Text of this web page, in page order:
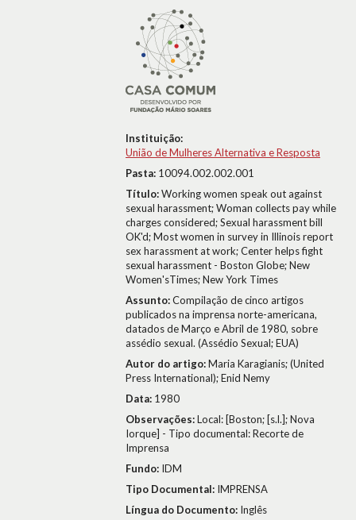
Instituição:
União de Mulheres Alternativa e Resposta
Pasta: 10094.002.002.001
Título:Working women speak out against
sexual harassment; Woman collects pay while
charges considered; Sexual harassment bill
OK'd; Most women in survey in Illinois report
sex harassment at work; Center helps fight
sexual harassment - Boston Globe; New
Women'sTimes; New York Times
Assunto:Compilação de cinco artigos
publicados na imprensa norte-americana,
datados de Março e Abril de 1980, sobre
assédio sexual. (Assédio Sexual; EUA)
Autor do artigo:Maria Karagianis; (United
Press International); Enid Nemy
Data: 1980
Observações:Local: [Boston; [s.l.]; Nova
Iorque] - Tipo documental: Recorte de
Imprensa
Fundo: IDM
Tipo Documental: IMPRENSA
Língua do Documento: Inglês